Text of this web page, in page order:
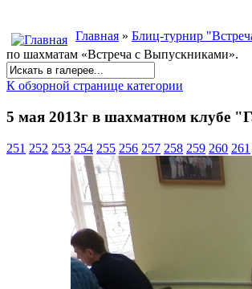
Главная » Блиц-турнир
по шахматам «Встреча с Выпускниками».
К обзорной странице категории
5 мая 2013г в шахматном клубе
251 252 253 254 255 256 257 258 259 260 261